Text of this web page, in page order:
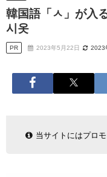
韓国語「ㅅ」が入
시옷
PR 2023年5月22日 2023
当サイトにはプロ